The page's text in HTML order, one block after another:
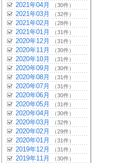
2021年04月 （30件）
2021年03月 （32件）
2021年02月 （28件）
2021年01月 （31件）
2020年12月 （31件）
2020年11月 （30件）
2020年10月 （31件）
2020年09月 （30件）
2020年08月 （31件）
2020年07月 （31件）
2020年06月 （30件）
2020年05月 （31件）
2020年04月 （30件）
2020年03月 （32件）
2020年02月 （29件）
2020年01月 （31件）
2019年12月 （31件）
2019年11月 （30件）